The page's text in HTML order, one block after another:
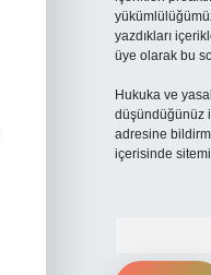
yazdıkları
üye olarak bu
Hukuka ve
düşündüğünüz
adresine
içerisinde